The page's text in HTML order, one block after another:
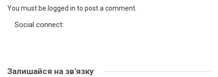
You must be logged in to post a comment.
Social connect:
Залишайся на зв'язку